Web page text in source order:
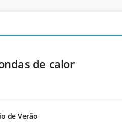
de calor
de Verão